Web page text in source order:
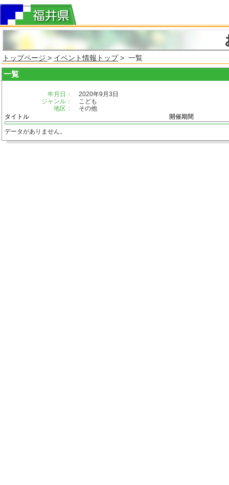
トップページ > イベント情報トップ> 一覧
一覧
年月日：
2020年9月3日
ジャンル：
こども
地区：
その他
タイトル
開催期間
データがありません。